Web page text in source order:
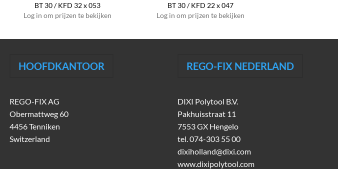
BT 30 / KFD 32 x 053
Log in om prijzen te bekijken
BT 30 / KFD 22 x 047
Log in om prijzen te bekijken
HOOFDKANTOOR
REGO-FIX AG
Obermattweg 60
4456 Tenniken
Switzerland
REGO-FIX NEDERLAND
DIXI Polytool B.V.
Pakhuisstraat 11
7553 GX Hengelo
tel. 074-303 55 00
dixiholland@dixi.com
www.dixipolytool.com